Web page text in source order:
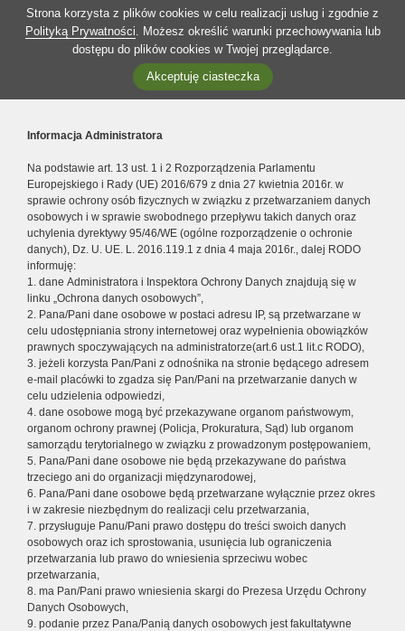
Strona korzysta z plików cookies w celu realizacji usług i zgodnie z
Polityką Prywatności. Możesz określić warunki przechowywania lub
dostępu do plików cookies w Twojej przeglądarce.
Akceptuję ciasteczka
Informacja Administratora
Na podstawie art. 13 ust. 1 i 2 Rozporządzenia Parlamentu
Europejskiego i Rady (UE) 2016/679 z dnia 27 kwietnia 2016r. w
sprawie ochrony osób fizycznych w związku z przetwarzaniem danych
osobowych i w sprawie swobodnego przepływu takich danych oraz
uchylenia dyrektywy 95/46/WE (ogólne rozporządzenie o ochronie
danych), Dz. U. UE. L. 2016.119.1 z dnia 4 maja 2016r., dalej RODO
informuję:
1. dane Administratora i Inspektora Ochrony Danych znajdują się w
linku „Ochrona danych osobowych”,
2. Pana/Pani dane osobowe w postaci adresu IP, są przetwarzane w
celu udostępniania strony internetowej oraz wypełnienia obowiązków
prawnych spoczywających na administratorze(art.6 ust.1 lit.c RODO),
3. jeżeli korzysta Pan/Pani z odnośnika na stronie będącego adresem
e-mail placówki to zgadza się Pan/Pani na przetwarzanie danych w
celu udzielenia odpowiedzi,
4. dane osobowe mogą być przekazywane organom państwowym,
organom ochrony prawnej (Policja, Prokuratura, Sąd) lub organom
samorządu terytorialnego w związku z prowadzonym postępowaniem,
5. Pana/Pani dane osobowe nie będą przekazywane do państwa
trzeciego ani do organizacji międzynarodowej,
6. Pana/Pani dane osobowe będą przetwarzane wyłącznie przez okres
i w zakresie niezbędnym do realizacji celu przetwarzania,
7. przysługuje Panu/Pani prawo dostępu do treści swoich danych
osobowych oraz ich sprostowania, usunięcia lub ograniczenia
przetwarzania lub prawo do wniesienia sprzeciwu wobec
przetwarzania,
8. ma Pan/Pani prawo wniesienia skargi do Prezesa Urzędu Ochrony
Danych Osobowych,
9. podanie przez Pana/Panią danych osobowych jest fakultatywne